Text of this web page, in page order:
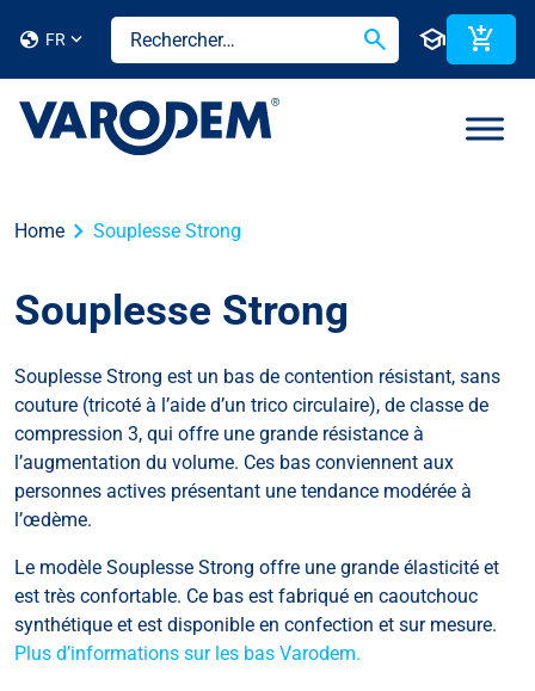
globe FR search school add_shopping_cart
Home chevron_right Souplesse Strong
Souplesse Strong
Souplesse Strong est un bas de contention résistant, sans
couture (tricoté à l’aide d’un trico circulaire), de classe de
compression 3, qui offre une grande résistance à
l’augmentation du volume. Ces bas conviennent aux
personnes actives présentant une tendance modérée à
l’œdème.
Le modèle Souplesse Strong offre une grande élasticité et
est très confortable. Ce bas est fabriqué en caoutchouc
synthétique et est disponible en confection et sur mesure.
Plus d’informations sur les bas Varodem.